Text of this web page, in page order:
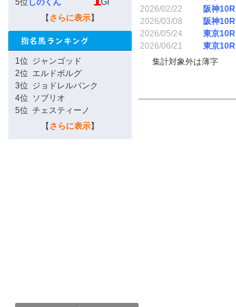
5位 しのくん
GI
【 さらに表示】
1位 ジャンゴッド
2位 エルドボルグ
3位 ジョドレルバンク
4位 ソブリオ
5位 チェスティーノ
【 さらに表示】
2026/02/22
阪神10R
2026/03/08
阪神10R
2026/05/24
東京10R
2026/06/21
東京10R
集計対象外は薄字